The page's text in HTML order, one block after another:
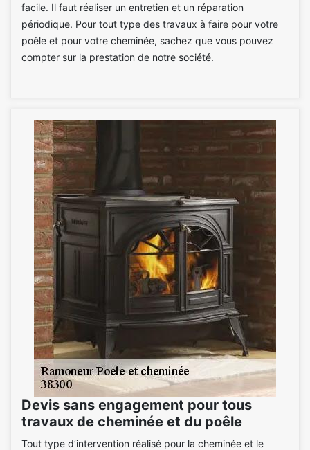
facile. Il faut réaliser un entretien et un réparation
périodique. Pour tout type des travaux à faire pour votre
poêle et pour votre cheminée, sachez que vous pouvez
compter sur la prestation de notre société.
Devis sans engagement pour tous
travaux de cheminée et du poêle
Tout type d’intervention réalisé pour la cheminée et le